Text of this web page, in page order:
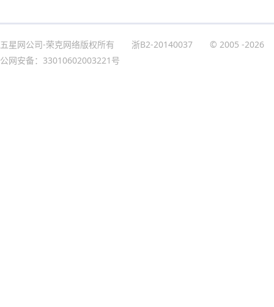
五星网公司-荣克网络版权所有 浙B2-20140037 © 2005 -2026
公网安备：33010602003221号